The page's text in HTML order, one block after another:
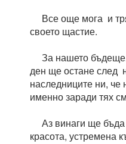
Все още мога и
своето щастие.
За нашето бъдеще.
ден ще остане след
наследниците ни, че
именно заради тях
Аз винаги ще бъда
красота, устремена